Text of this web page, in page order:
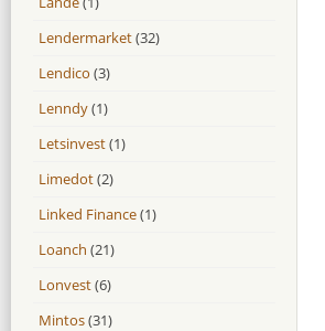
Lendermarket(32)
Lendico (3)
Lenndy(1)
Letsinvest(1)
Limedot(2)
Linked Finance(1)
Loanch (21)
Lonvest(6)
Mintos(31)